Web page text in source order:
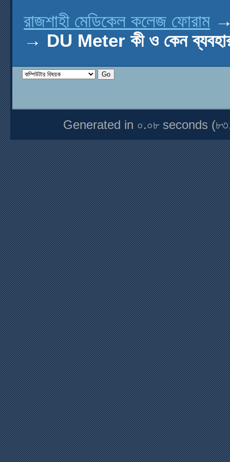
রাজশাহী মেডিকেল কলেজ ফোরাম
→ DU Meter কী ও কেন
Generated in ০.০৮ seconds